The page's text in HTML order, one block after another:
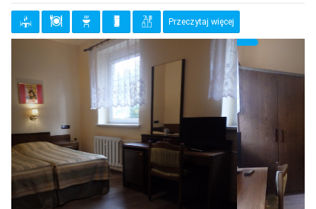
Przeczytaj więcej
{clt_left} 1 Wybierz
{clt_previous}